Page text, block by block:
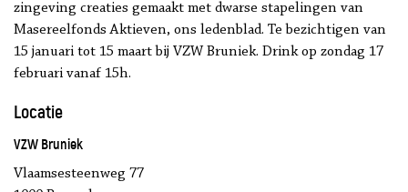
zingeving creaties gemaakt met dwarse stapelingen van
Masereelfonds Aktieven, ons ledenblad. Te bezichtigen van
15 januari tot 15 maart bij VZW Bruniek. Drink op zondag 17
februari vanaf 15h.
Locatie
VZW Bruniek
Vlaamsesteenweg 77